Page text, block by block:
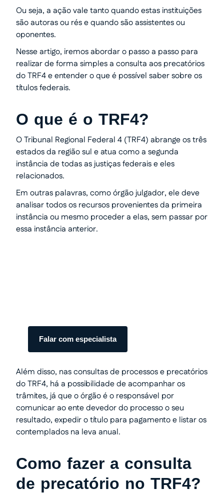
Ou seja, a ação vale tanto quando estas instituições
são autoras ou rés e quando são assistentes ou
oponentes.
Nesse artigo, iremos abordar o passo a passo para
realizar de forma simples a consulta aos precatórios
do TRF4 e entender o que é possível saber sobre os
títulos federais.
O que é o TRF4?
O Tribunal Regional Federal 4 (TRF4) abrange os três
estados da região sul e atua como a segunda
instância de todas as justiças federais e eles
relacionados.
Em outras palavras, como órgão julgador, ele deve
analisar todos os recursos provenientes da primeira
instância ou mesmo proceder a elas, sem passar por
essa instância anterior.
Falar com especialista
Além disso, nas consultas de processos e precatórios
do TRF4, há a possibilidade de acompanhar os
trâmites, já que o órgão é o responsável por
comunicar ao ente devedor do processo o seu
resultado, expedir o título para pagamento e listar os
contemplados na leva anual.
Como fazer a consulta
de precatório no TRF4?